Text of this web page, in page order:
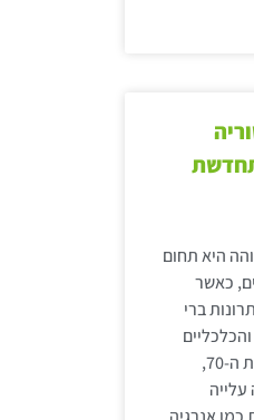
היא תחום
כאשר
ברי
שהן מתמודדות איתם. בשנות ה-70,